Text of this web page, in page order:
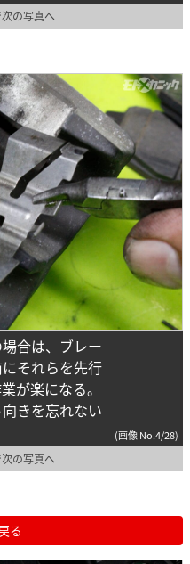
の写真へ
合は、ブレー
それらを先行
が楽になる。
きを忘れない
(画像 No.4/28)
の写真へ
る